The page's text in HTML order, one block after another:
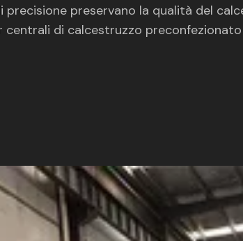
precisione preservano la qualità del
centrali di calcestruzzo